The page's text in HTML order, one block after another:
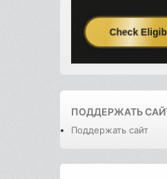
ПОДДЕРЖАТЬ
Поддержать сайт